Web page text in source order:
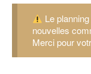
Le
nouvelles
Merci pour